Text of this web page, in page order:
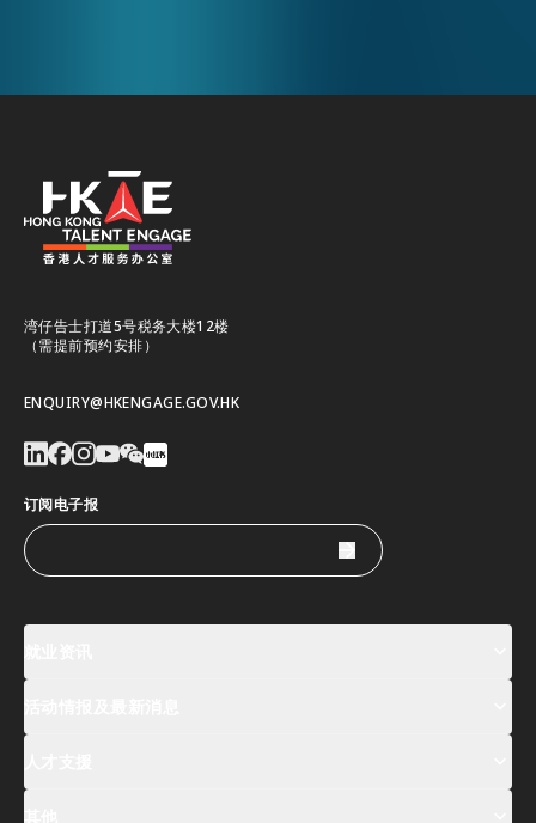
湾仔告士打道5号税务大楼12楼
（需提前预约安排）
ENQUIRY@HKENGAGE.GOV.HK
订阅电子报
薪酬指数
全球人才高峰会周